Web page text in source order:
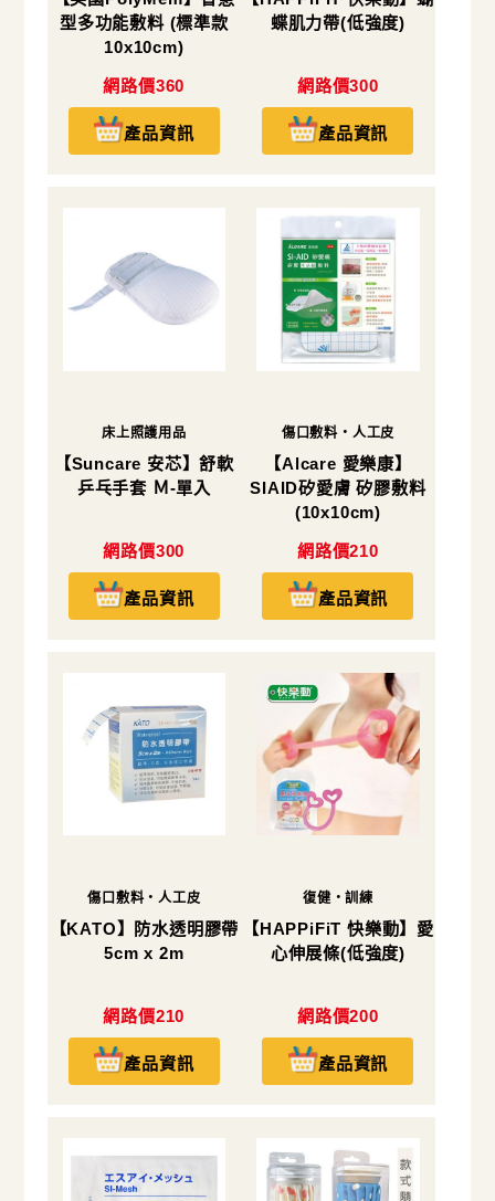
型多功能敷料 (標準款
10x10cm)
網路價360
產品資訊
蝶肌力帶(低強度)
網路價300
產品資訊
床上照護用品
【Suncare 安芯】舒軟
乒乓手套 Ｍ-單入
網路價300
產品資訊
傷口敷料・人工皮
【Alcare 愛樂康】
SIAID矽愛膚 矽膠敷料
(10x10cm)
網路價210
產品資訊
傷口敷料・人工皮
【KATO】防水透明膠帶
5cm x 2m
網路價210
產品資訊
復健・訓練
【HAPPiFiT 快樂動】愛
心伸展條(低強度)
網路價200
產品資訊